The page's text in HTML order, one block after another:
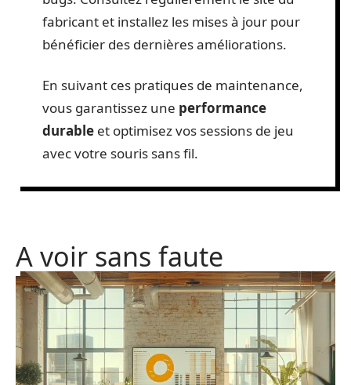
fabricant et installez les mises à jour pour
bénéficier des dernières améliorations.
En suivant ces pratiques de maintenance,
vous garantissez une performance
durable et optimisez vos sessions de jeu
avec votre souris sans fil.
A voir sans faute